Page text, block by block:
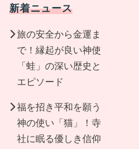
新着ニュース
旅の安全から金運ま
で！縁起が良い神使
「蛙」の深い歴史と
エピソード
福を招き平和を願う
神の使い「猫」！寺
社に眠る優しき信仰